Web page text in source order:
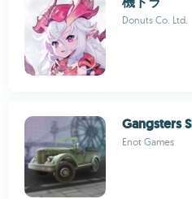
Donuts Co. Ltd.
Gangsters
Enot Games